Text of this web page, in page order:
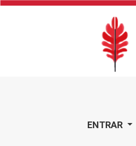
ENTRAR